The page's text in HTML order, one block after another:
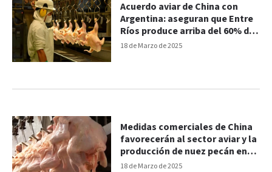
18 de Marzo de 2025
Acuerdo aviar de China con
Argentina: aseguran que Entre
Ríos produce arriba del 60% de
la exportación
18 de Marzo de 2025
Medidas comerciales de China
favorecerán al sector aviar y la
producción de nuez pecán en
Entre Ríos